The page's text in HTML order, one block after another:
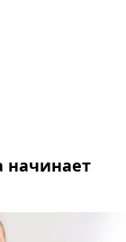
начинает